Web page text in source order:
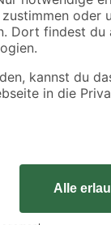
erfolgt
Fläche. Eine